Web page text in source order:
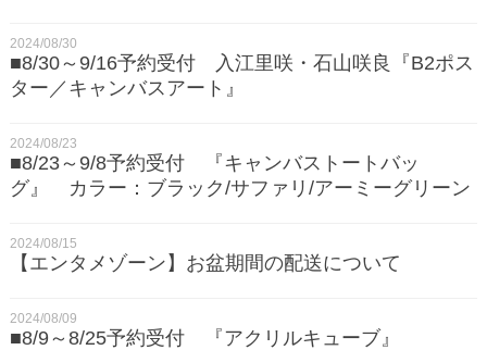
2024/08/30
■8/30～9/16予約受付 入江里咲・石山咲良『B2ポス
ター／キャンバスアート』
2024/08/23
■8/23～9/8予約受付 『キャンバストートバッ
グ』 カラー：ブラック/サファリ/アーミーグリーン
2024/08/15
【エンタメゾーン】お盆期間の配送について
2024/08/09
■8/9～8/25予約受付 『アクリルキューブ』